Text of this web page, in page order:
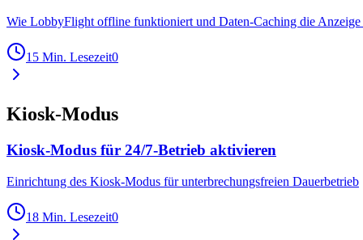
Wie LobbyFlight offline funktioniert und Daten-Caching die Anzeige
15 Min. Lesezeit0
Kiosk-Modus
Kiosk-Modus für 24/7-Betrieb aktivieren
Einrichtung des Kiosk-Modus für unterbrechungsfreien Dauerbetrieb
18 Min. Lesezeit0